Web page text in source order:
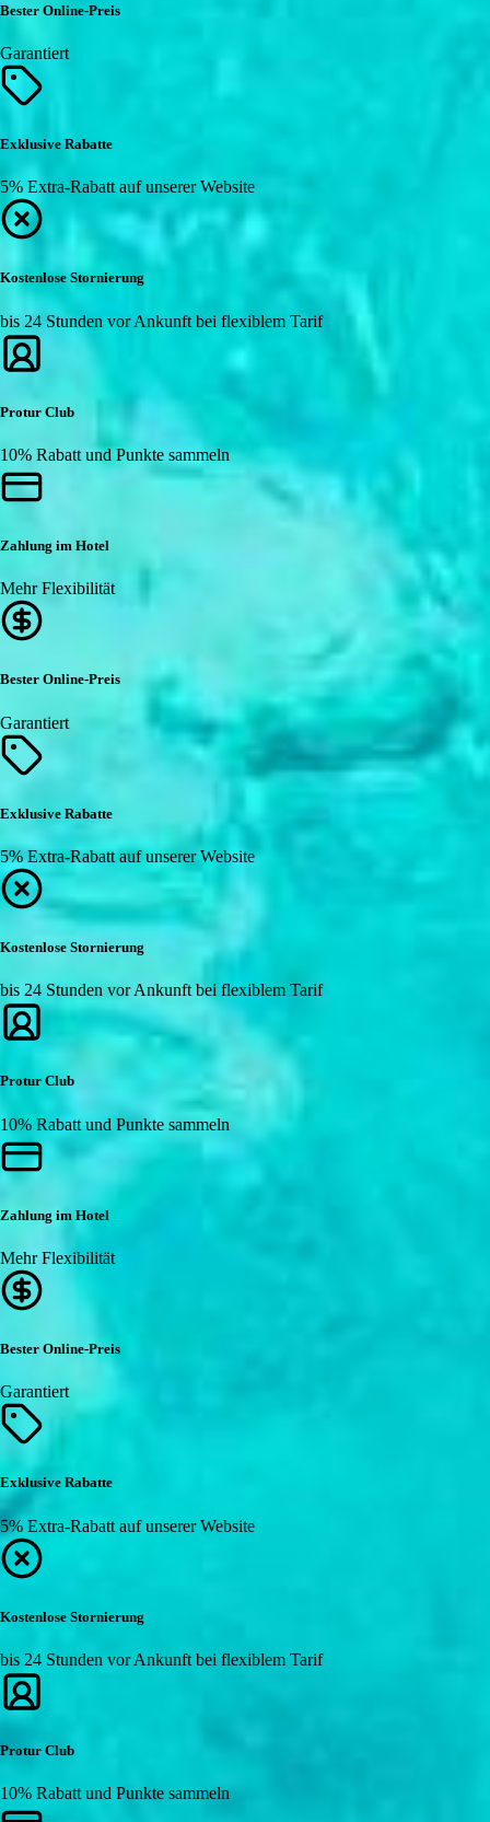
Bester Online-Preis
Garantiert
Exklusive Rabatte
5% Extra-Rabatt auf unserer Website
Kostenlose Stornierung
bis 24 Stunden vor Ankunft bei flexiblem Tarif
Protur Club
10% Rabatt und Punkte sammeln
Zahlung im Hotel
Mehr Flexibilität
Bester Online-Preis
Garantiert
Exklusive Rabatte
5% Extra-Rabatt auf unserer Website
Kostenlose Stornierung
bis 24 Stunden vor Ankunft bei flexiblem Tarif
Protur Club
10% Rabatt und Punkte sammeln
Zahlung im Hotel
Mehr Flexibilität
Bester Online-Preis
Garantiert
Exklusive Rabatte
5% Extra-Rabatt auf unserer Website
Kostenlose Stornierung
bis 24 Stunden vor Ankunft bei flexiblem Tarif
Protur Club
10% Rabatt und Punkte sammeln